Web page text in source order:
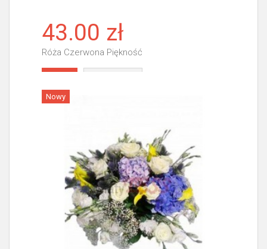
43.00 zł
Róża Czerwona Piękność
Nowy